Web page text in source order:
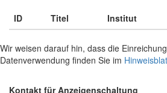
ID Titel Institut
Wir weisen darauf hin, dass die
Datenverwendung finden Sie im
Kontakt für Anzeigenschaltung